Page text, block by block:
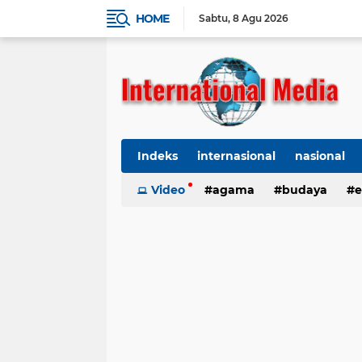
HOME Sabtu 8 Agu 2026
Indeks internasional nasional
Ekbis TNI-Polri Organisasi
Video agama budaya